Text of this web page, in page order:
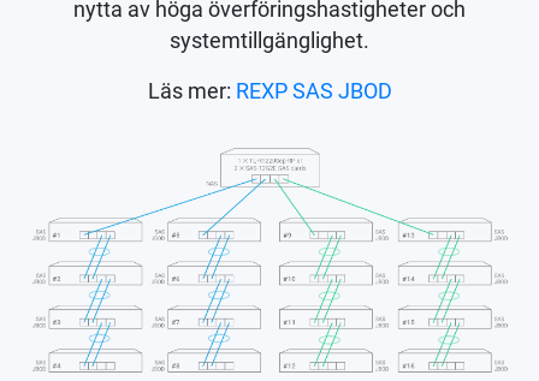
nytta av höga överföringshastigheter och
systemtillgänglighet.
Läs mer: REXP SAS JBOD